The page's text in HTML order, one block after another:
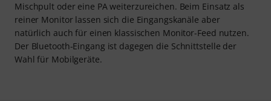
Mischpult oder eine PA weiterzureichen. Beim Einsatz als
reiner Monitor lassen sich die Eingangskanäle aber
natürlich auch für einen klassischen Monitor-Feed nutzen.
Der Bluetooth-Eingang ist dagegen die Schnittstelle der
Wahl für Mobilgeräte.